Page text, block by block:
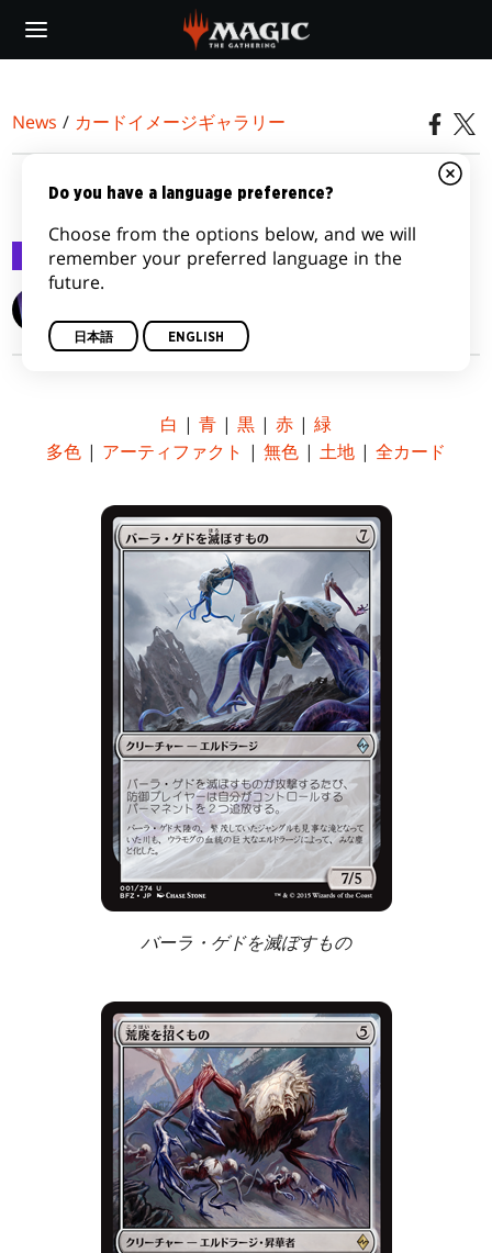
main
News / カードイメージギャラリー
『戦乱のゼンディカー』
カードイメージギャラリー 2015/09/18
白 | 青 | 黒 | 赤 | 緑
多色 | アーティファクト | 無色 | 土地 | 全カード
バーラ・ゲドを滅ぼすもの
Do you have a language preference?
Choose from the options below, and we will
remember your preferred language in the
future.
日本語 ENGLISH